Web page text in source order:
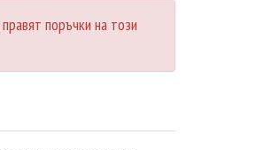
поръчки на този